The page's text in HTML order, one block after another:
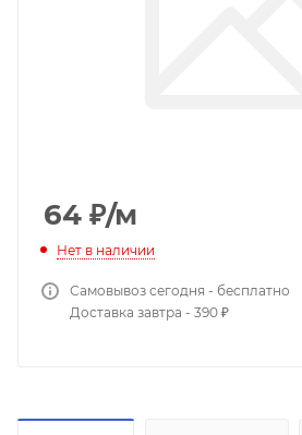
64 ₽/м
Нет в наличии
Самовывоз сегодня - бесплатно
Доставка завтра - 390 ₽